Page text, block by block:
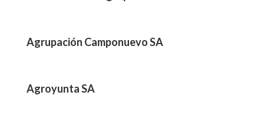
Agrupación Camponuevo SA
Agroyunta SA